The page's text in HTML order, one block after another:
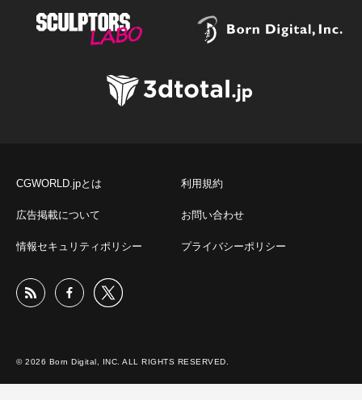
CGWORLD.jpとは 利用規約
広告掲載について お問い合わせ
情報セキュリティポリシー プライバシーポリシー
© 2026 Born Digital, INC. ALL RIGHTS RESERVED.